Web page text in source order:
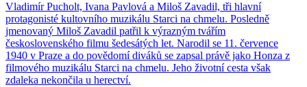
Vladimír Pucholt, Ivana Pavlová a Miloš Zavadil, tři hlavní
protagonisté kultovního muzikálu Starci na chmelu. Posledně
jmenovaný Miloš Zavadil patřil k výrazným tvářím
československého filmu šedesátých let. Narodil se 11. července
1940 v Praze a do povědomí diváků se zapsal právě jako Honza z
filmového muzikálu Starci na chmelu. Jeho životní cesta však
zdaleka nekončila u herectví.